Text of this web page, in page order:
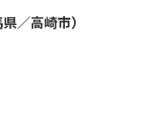
県／高崎市）